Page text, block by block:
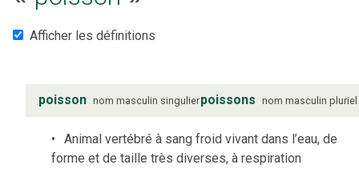
Afficher les définitions
poisson nom masculin singulierpoissons nom masculin pluriel
Animal vertébré à sang froid vivant dans l’eau, de
forme et de taille très diverses, à respiration